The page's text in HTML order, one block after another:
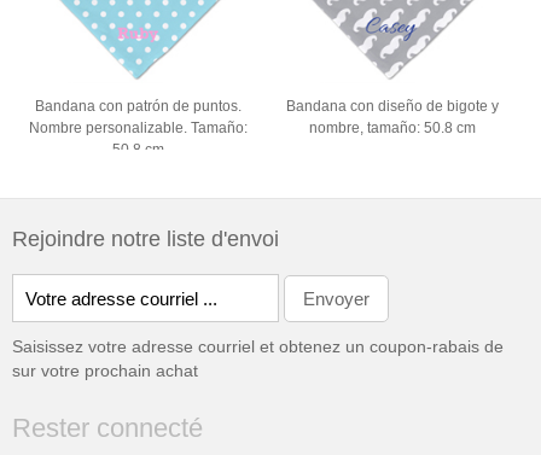
Bandana con patrón de puntos.
Nombre personalizable. Tamaño:
50.8 cm
Bandana con diseño de bigote y
nombre, tamaño: 50.8 cm
Rejoindre notre liste d'envoi
Saisissez votre adresse courriel et obtenez un coupon-rabais de
sur votre prochain achat
Rester connecté